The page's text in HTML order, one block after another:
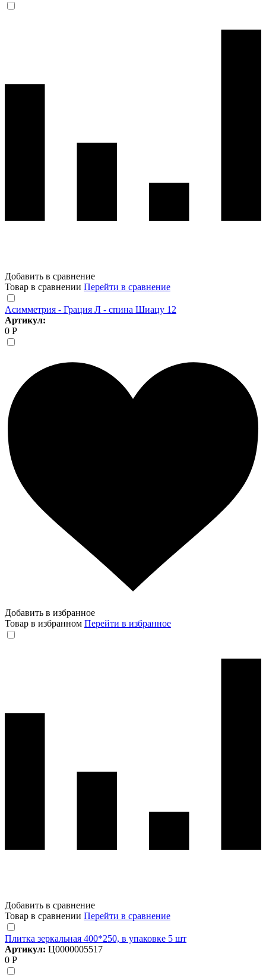
Добавить в сравнение
Товар в сравнении Перейти в сравнение
Асимметрия - Грация Л - спина Шиацу 12
Артикул:
0 Р
Добавить в избранное
Товар в избранном Перейти в избранное
Добавить в сравнение
Товар в сравнении Перейти в сравнение
Плитка зеркальная 400*250, в упаковке 5 шт
Артикул: Ц0000005517
0 Р